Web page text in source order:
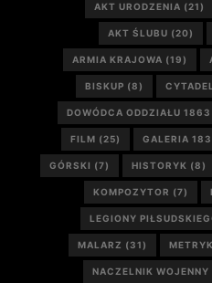
AKT URODZENIA (21)
AKT ŚLUBU (20)
ARMIA KRAJOWA (19)
BISKUP (8)
DOWÓDCA ODDZIAŁU 1863
FILM (25) GALERIA
GÓRSKI (7) HISTORYK (8)
KOMPOZYTOR (7)
LEGIONY
MALARZ (31)
NACZELNIK